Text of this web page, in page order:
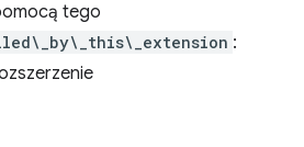
tego
: